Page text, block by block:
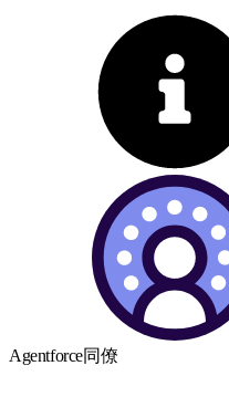
Agentforce同僚